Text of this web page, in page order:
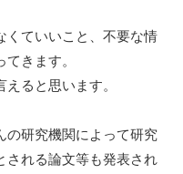
くていいこと、不要な情
きます。
ると思います。
の研究機関によって研究
される論文等も発表され